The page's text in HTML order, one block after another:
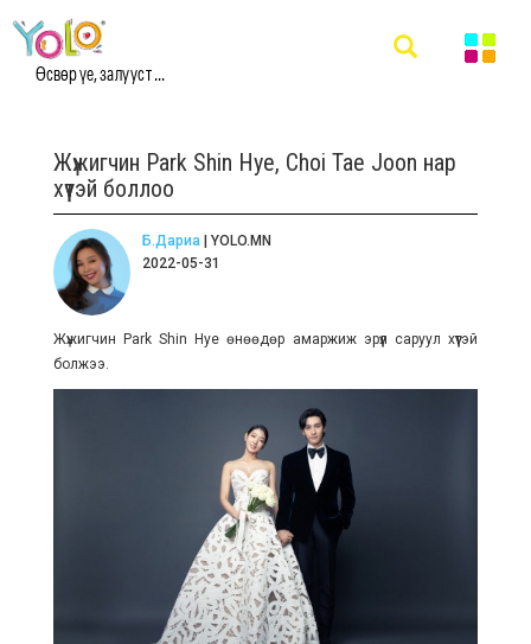
Өсвөр үе, залууст ...
Жүжигчин Park Shin Hye, Choi Tae Joon нар
хүүтэй боллоо
Б.Дариа| YOLO.MN
2022-05-31
Жүжигчин Park Shin Hye өнөөдөр амаржиж эрүүл саруул хүүтэй
болжээ.